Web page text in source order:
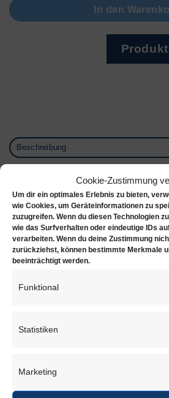
Cookie-Zustimmung
Um dir ein optimales Erlebnis zu bieten,
wie Cookies, um Geräteinformationen zu
zuzugreifen. Wenn du diesen Technologien
wie das Surfverhalten oder eindeutige IDs
verarbeiten. Wenn du deine Zustimmung
zurückziehst, können bestimmte Merkmale
beeinträchtigt werden.
Funktional
Statistiken
Marketing
In den
Beschreibung
Zieheisen oval mit 31 Löcher, Ø
in guter Qualität mit
ÄHNLICHE PRODUKTE